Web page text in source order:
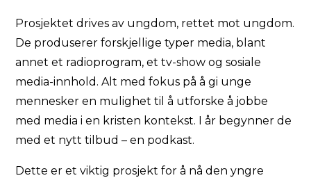
Prosjektet drives av ungdom, rettet mot ungdom.
De produserer forskjellige typer media, blant
annet et radioprogram, et tv-show og sosiale
media-innhold. Alt med fokus på å gi unge
mennesker en mulighet til å utforske å jobbe
med media i en kristen kontekst. I år begynner de
med et nytt tilbud – en podkast.
Dette er et viktig prosjekt for å nå den yngre